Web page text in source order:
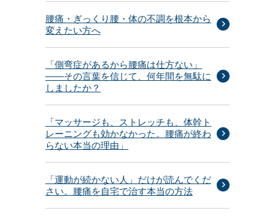
腰痛・ぎっくり腰・体の不調を根本から
変えたい方へ
「側弯症があるから腰痛は仕方ない」
——その言葉を信じて、何年間を無駄に
しましたか？
「マッサージも、ストレッチも、体幹ト
レーニングも効かなかった。腰痛が終わ
らない本当の理由」
「運動が続かない人」だけが読んでくだ
さい。腰痛を自宅で治す本当の方法